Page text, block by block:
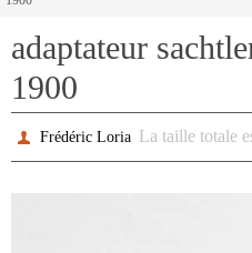
adaptateur
1900
Frédéric Loria La taille totale